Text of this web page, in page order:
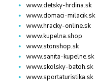
www.detsky-hrdina.sk
www.domaci-milacik.sk
www.hracky-online.sk
www.kupelna.shop
www.stonshop.sk
www.sanita-kupelne.sk
www.skolsky-batoh.sk
www.sportaturistika.sk